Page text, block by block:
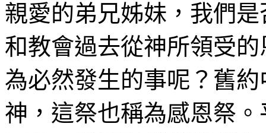
親愛的弟兄姊妹，我們
和教會過去從神所領受
為必然發生的事呢？舊
神，這祭也稱為感恩祭